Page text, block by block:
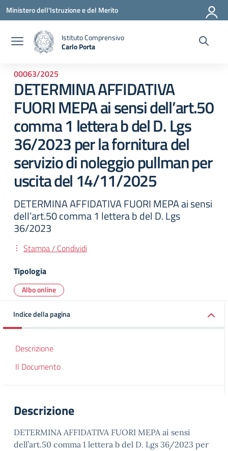
Vai ai contenuti
Vai al menu di navigazione
Vai al footer
Ministero dell'Istruzione e del Merito
Istituto Comprensivo
Carlo Porta
00063/2025
DETERMINA AFFIDATIVA
FUORI MEPA ai sensi dell’art.50
comma 1 lettera b del D. Lgs
36/2023 per la fornitura del
servizio di noleggio pullman per
uscita del 14/11/2025
DETERMINA AFFIDATIVA FUORI MEPA ai sensi
dell’art.50 comma 1 lettera b del D. Lgs
36/2023
Stampa / Condividi
Tipologia
Albo online
Indice della pagina
Descrizione
Il Documento
Descrizione
DETERMINA AFFIDATIVA FUORI MEPA ai sensi
dell’art.50 comma 1 lettera b del D. Lgs 36/2023 per